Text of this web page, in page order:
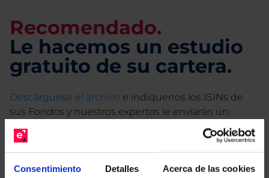
Consentimiento Detalles Acerca de las cookies
Recomendado.
Le hacemos un estudio
gratuito de su cartera.
Descárguese el archivo e indíquenos los ISINs de
sus Fondos y nuestros expertos le enviarán un
estudio gratuito de sus alternativas de Clases
Limpias con las que podrá ahorrar en sus costes.